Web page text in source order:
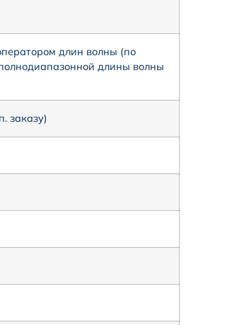
длин волны (по
длины волны
заказу)